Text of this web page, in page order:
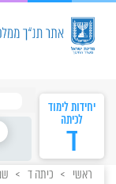
יחידות לימוד
לכיתה
ד
ראשי כיתה ד